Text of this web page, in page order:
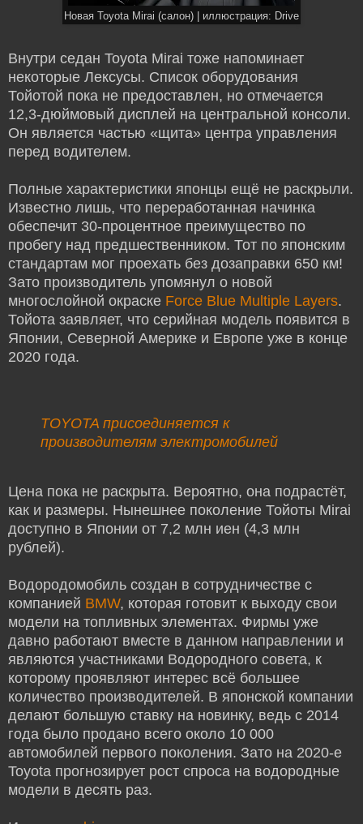
Новая Toyota Mirai (салон) | иллюстрация: Drive
Внутри седан Toyota Mirai тоже напоминает
некоторые Лексусы. Список оборудования
Тойотой пока не предоставлен, но отмечается
12,3-дюймовый дисплей на центральной консоли.
Он является частью «щита» центра управления
перед водителем.
Полные характеристики японцы ещё не раскрыли.
Известно лишь, что переработанная начинка
обеспечит 30-процентное преимущество по
пробегу над предшественником. Тот по японским
стандартам мог проехать без дозаправки 650 км!
Зато производитель упомянул о новой
многослойной окраске Force Blue Multiple Layers.
Тойота заявляет, что серийная модель появится в
Японии, Северной Америке и Европе уже в конце
2020 года.
TOYOTA присоединяется к
производителям электромобилей
Цена пока не раскрыта. Вероятно, она подрастёт,
как и размеры. Нынешнее поколение Тойоты Mirai
доступно в Японии от 7,2 млн иен (4,3 млн
рублей).
Водородомобиль создан в сотрудничестве с
компанией BMW, которая готовит к выходу свои
модели на топливных элементах. Фирмы уже
давно работают вместе в данном направлении и
являются участниками Водородного совета, к
которому проявляют интерес всё большее
количество производителей. В японской компании
делают большую ставку на новинку, ведь с 2014
года было продано всего около 10 000
автомобилей первого поколения. Зато на 2020-е
Toyota прогнозирует рост спроса на водородные
модели в десять раз.